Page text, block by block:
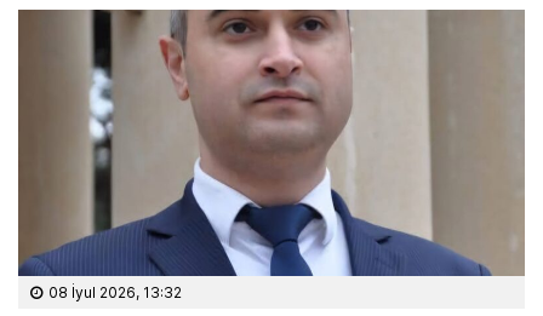
08 İyul 2026, 13:32